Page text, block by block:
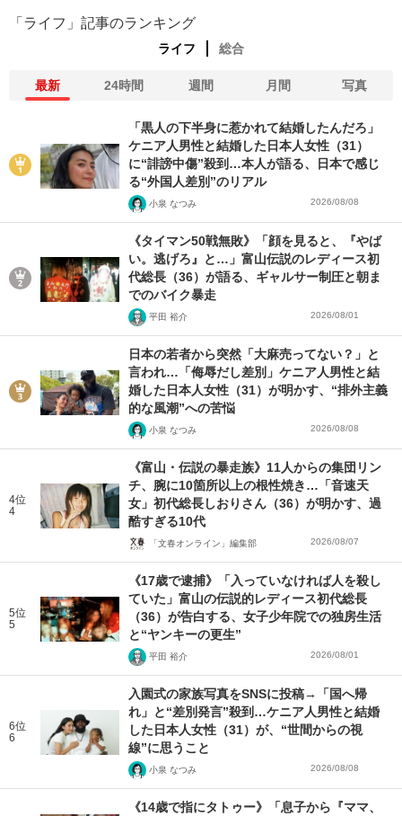
「ライフ」記事のランキング
ライフ 総合
最新 24時間 週間 月間 写真
「黒人の下半身に惹かれて結婚したんだろ」
ケニア人男性と結婚した日本人女性（31）
に“誹謗中傷”殺到…本人が語る、日本で感じ
る“外国人差別”のリアル
小泉 なつみ 2026/08/08
《タイマン50戦無敗》「顔を見ると、『やば
い。逃げろ』と…」富山伝説のレディース初
代総長（36）が語る、ギャルサー制圧と朝ま
でのバイク暴走
平田 裕介 2026/08/01
日本の若者から突然「大麻売ってない？」と
言われ…「侮辱だし差別」ケニア人男性と結
婚した日本人女性（31）が明かす、“排外主義
的な風潮”への苦悩
小泉 なつみ 2026/08/08
4位
4
《富山・伝説の暴走族》11人からの集団リン
チ、腕に10箇所以上の根性焼き…「音速天
女」初代総長しおりさん（36）が明かす、過
酷すぎる10代
「文春オンライン」編集部 2026/08/07
5位
5
《17歳で逮捕》「入っていなければ人を殺し
ていた」富山の伝説的レディース初代総長
（36）が告白する、女子少年院での独房生活
と“ヤンキーの更生”
平田 裕介 2026/08/01
6位
6
入園式の家族写真をSNSに投稿→「国へ帰
れ」と“差別発言”殺到…ケニア人男性と結婚
した日本人女性（31）が、“世間からの視
線”に思うこと
小泉 なつみ 2026/08/08
《14歳で指にタトゥー》「息子から『ママ、